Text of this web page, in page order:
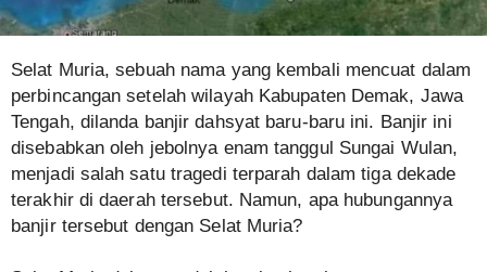
Selat Muria, sebuah nama yang kembali mencuat dalam
perbincangan setelah wilayah Kabupaten Demak, Jawa
Tengah, dilanda banjir dahsyat baru-baru ini. Banjir ini
disebabkan oleh jebolnya enam tanggul Sungai Wulan,
menjadi salah satu tragedi terparah dalam tiga dekade
terakhir di daerah tersebut. Namun, apa hubungannya
banjir tersebut dengan Selat Muria?